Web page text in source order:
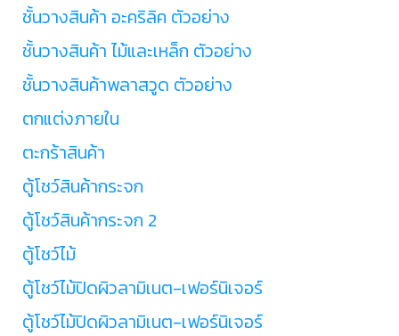
ชั้นวางสินค้า อะคริลิค ตัวอย่าง
ชั้นวางสินค้า ไม้และเหล็ก ตัวอย่าง
ชั้นวางสินค้าพลาสวูด ตัวอย่าง
ตกแต่งภายใน
ตะกร้าสินค้า
ตู้โชว์สินค้ากระจก
ตู้โชว์สินค้ากระจก 2
ตู้โชว์ไม้
ตู้โชว์ไม้ปิดผิวลามิเนต-เฟอร์นิเจอร์
ตู้โชว์ไม้ปิดผิวลามิเนต-เฟอร์นิเจอร์